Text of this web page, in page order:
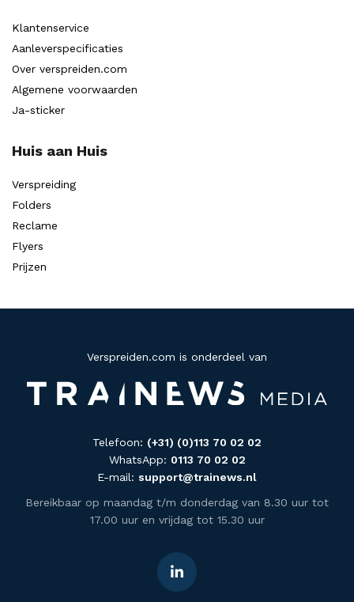
Klantenservice
Aanleverspecificaties
Over verspreiden.com
Algemene voorwaarden
Ja-sticker
Huis aan Huis
Verspreiding
Folders
Reclame
Flyers
Prijzen
Verspreiden.com is onderdeel van
Telefoon: (+31) (0)113 70 02 02
WhatsApp: 0113 70 02 02
E-mail: support@trainews.nl
Bereikbaar op maandag t/m donderdag van 8.30 uur tot
17.00 uur en vrijdag tot 15.30 uur